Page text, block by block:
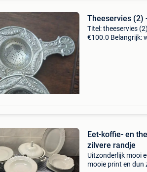
Theeservies (2)
Titel: theeservies
€100.0 Belangrijk:
Eet-koffie- en
zilvere randje
Uitzonderlijk mooi
mooie print en dun